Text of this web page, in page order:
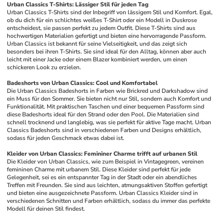
Urban Classics T-Shirts: Lässiger Stil für jeden Tag
Urban Classics T-Shirts sind der Inbegriff von lässigem Stil und Komfort. Egal,
ob du dich für ein schlichtes weißes T-Shirt oder ein Modell in Duskrose
entscheidest, sie passen perfekt zu jedem Outfit. Diese T-Shirts sind aus
hochwertigen Materialien gefertigt und bieten eine hervorragende Passform.
Urban Classics ist bekannt für seine Vielseitigkeit, und das zeigt sich
besonders bei ihren T-Shirts. Sie sind ideal für den Alltag, können aber auch
leicht mit einer Jacke oder einem Blazer kombiniert werden, um einen
schickeren Look zu erzielen.
Badeshorts von Urban Classics: Cool und Komfortabel
Die Urban Classics Badeshorts in Farben wie Brickred und Darkshadow sind
ein Muss für den Sommer. Sie bieten nicht nur Stil, sondern auch Komfort und
Funktionalität. Mit praktischen Taschen und einer bequemen Passform sind
diese Badeshorts ideal für den Strand oder den Pool. Die Materialien sind
schnell trocknend und langlebig, was sie perfekt für aktive Tage macht. Urban
Classics Badeshorts sind in verschiedenen Farben und Designs erhältlich,
sodass für jeden Geschmack etwas dabei ist.
Kleider von Urban Classics: Femininer Charme trifft auf urbanen Stil
Die Kleider von Urban Classics, wie zum Beispiel in Vintagegreen, vereinen
femininen Charme mit urbanem Stil. Diese Kleider sind perfekt für jede
Gelegenheit, sei es ein entspannter Tag in der Stadt oder ein abendliches
Treffen mit Freunden. Sie sind aus leichten, atmungsaktiven Stoffen gefertigt
und bieten eine ausgezeichnete Passform. Urban Classics Kleider sind in
verschiedenen Schnitten und Farben erhältlich, sodass du immer das perfekte
Modell für deinen Stil findest.